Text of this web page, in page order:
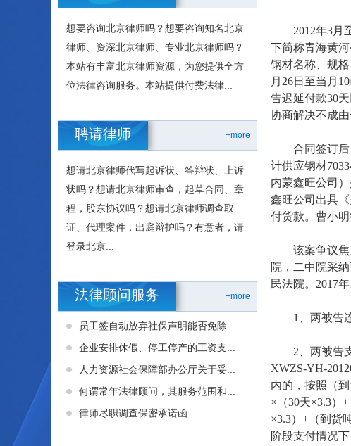
想要咨询北京律师吗？想要咨询知名北京
律师、资深北京律师、专业北京律师吗？
本站有丰富北京律师资源，为您提供全方
位法律咨询服务。本站提供付费法律...
+more
聘请律师
想请北京律师代写起诉状、答辩状、上诉
状吗？想请北京律师审查，起草合同、章
程，股东协议吗？想请北京律师调查取
证、代理案件，出庭辩护吗？有意者，请
登录北京...
+more
法律顾问服务
员工签自动放弃社保声明能否免除...
企业安排休假、停工停产的工资支...
人力资源社会保障部办公厅关于妥...
何谓常年法律顾问，其服务范围和...
律师尽职调查保密承诺函
2012年3月至
下简称青海黄
钢材名称、规
月26日至当月
告迟延付款30
协商解决不成
合同签订后，
计供应钢材
内蒙鑫旺公司
鑫旺公司出具
付货款。曹小
该案争议焦点
院，二中院采
民法院。2017
1、两被告连
2、两被告支
XWZS-YH-
内的，按照（
×（30天×3.3）
×3.3）+（到货
阶段支付情况